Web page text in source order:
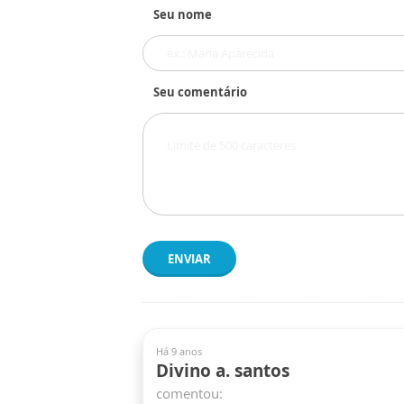
Seu nome
Seu comentário
ENVIAR
Há 9 anos
Divino a. santos
comentou: